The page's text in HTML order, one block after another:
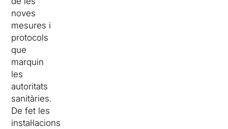
noves
mesures i
protocols
que
marquin
les
autoritats
sanitàries.
De fet les
instal·lacions